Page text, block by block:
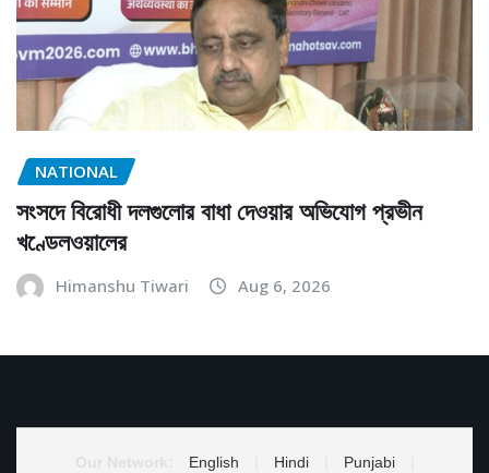
NATIONAL
সংসদে বিরোধী দলগুলোর বাধা দেওয়ার অভিযোগ প্রভীন
খণ্ডেলওয়ালের
Himanshu Tiwari Aug 6, 2026
English Hindi Punjabi